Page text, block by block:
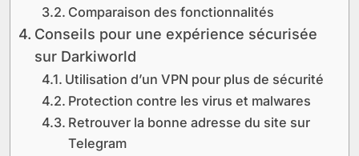
Comparaison des fonctionnalités
Conseils pour une expérience sécurisée
sur Darkiworld
Utilisation d’un VPN pour plus de sécurité
Protection contre les virus et malwares
Retrouver la bonne adresse du site sur
Telegram